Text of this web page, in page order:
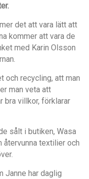
det att vara lätt att
kommer att vara de
med Karin Olsson
och recycling, att man
man veta att
bra villkor, förklarar
sålt i butiken, Wasa
textilier och
Janne har daglig